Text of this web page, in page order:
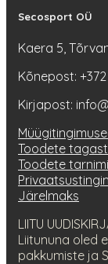
Secosport OÜ
Kaera 5,
Kõnepost:
Kirjapost:
Toodete
Toodete
Järelmaks
LIITU
Liitununa oled
pakkumiste ja